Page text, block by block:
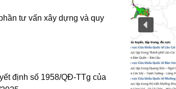
tư vấn xây dựng và quy
định số 1958/QĐ-TTg của